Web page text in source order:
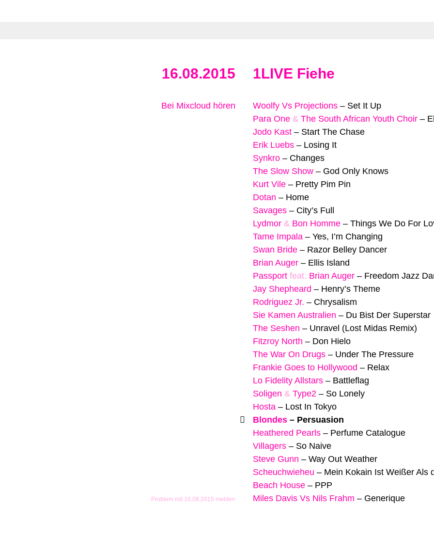
16.08.2015 1LIVE Fiehe
Bei Mixcloud hören
Problem mit 16.08.2015 melden
Woolfy Vs Projections – Set It Up
Para One & The South African Youth Choir –
Jodo Kast – Start The Chase
Erik Luebs – Losing It
Synkro – Changes
The Slow Show – God Only Knows
Kurt Vile – Pretty Pim Pin
Dotan – Home
Savages – City’s Full
Lydmor & Bon Homme – Things We Do For
Tame Impala – Yes, I’m Changing
Swan Bride – Razor Belley Dancer
Brian Auger – Ellis Island
Passport feat. Brian Auger – Freedom Jazz
Jay Shepheard – Henry’s Theme
Rodriguez Jr. – Chrysalism
Sie Kamen Australien – Du Bist Der Superstar
The Seshen – Unravel (Lost Midas Remix)
Fitzroy North – Don Hielo
The War On Drugs – Under The Pressure
Frankie Goes to Hollywood – Relax
Lo Fidelity Allstars – Battleflag
Soligen & Type2 – So Lonely
Hosta – Lost In Tokyo
Blondes – Persuasion
Heathered Pearls – Perfume Catalogue
Villagers – So Naive
Steve Gunn – Way Out Weather
Scheuchwieheu – Mein Kokain Ist Weißer Als
Beach House – PPP
Miles Davis Vs Nils Frahm – Generique